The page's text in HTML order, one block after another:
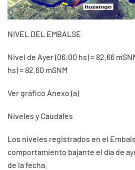
NIVEL DEL EMBALSE
Nivel de Ayer (06:00 hs) = 82.66
hs) = 82.60 mSNM
Ver gráfico Anexo (a)
Niveles y Caudales
Los niveles registrados en el
comportamiento bajante el día de
de la fecha.